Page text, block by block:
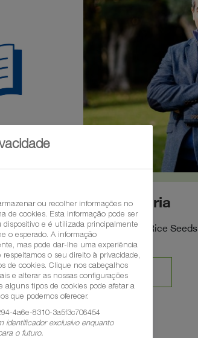
João Alegria
Crop Manager Rice Seeds
CONTACTO
ou recolher informações no
de cookies. Esta informação pode ser
dispositivo e é utilizada principalmente
o esperado. A informação
mas pode dar-lhe uma experiência
o seu direito à privacidade,
de cookies. Clique nos cabeçalhos
e alterar as nossas configurações
alguns tipos de cookies pode afetar a
que podemos oferecer.
4a6e-8310-3a5f3c706454
identificador exclusivo enquanto
o futuro.